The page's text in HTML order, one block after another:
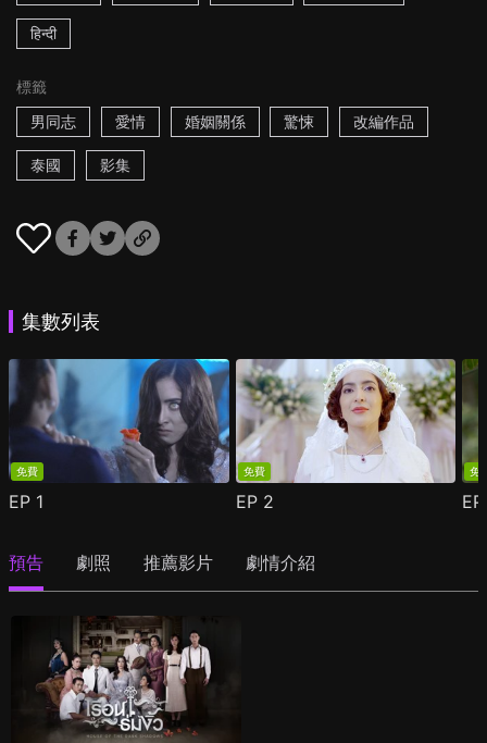
हिन्दी
標籤
男同志
愛情 婚姻關係 驚悚 改編作品
泰國 影集
集數列表
免費
EP 1
免費
EP 2
免
預告 劇照 推薦影片 劇情介紹